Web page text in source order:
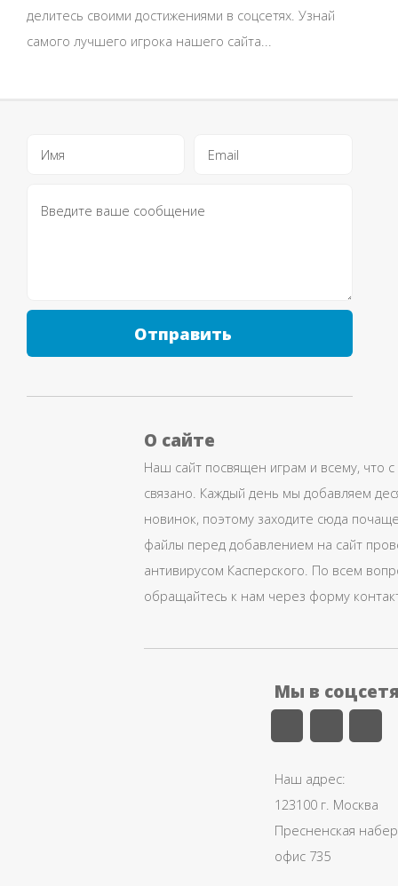
делитесь своими достижениями в соцсетях. Узнай
самого лучшего игрока нашего сайта...
Отправить
О сайте
Наш сайт посвящен играм и всему, что
связано. Каждый день мы добавляем
новинок, поэтому заходите сюда
файлы перед добавлением на сайт
антивирусом Касперского. По всем
обращайтесь к нам через форму
Мы в
Наш адрес:
123100 г. Москва
Пресненская
офис 735